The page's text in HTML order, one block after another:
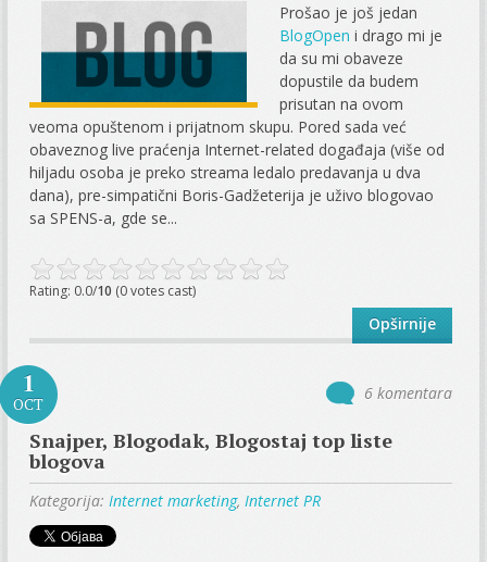
Prošao je još jedan
BlogOpen i drago mi je
da su mi obaveze
dopustile da budem
prisutan na ovom
veoma opuštenom i prijatnom skupu. Pored sada već
obaveznog live praćenja Internet-related događaja (više od
hiljadu osoba je preko streama ledalo predavanja u dva
dana), pre-simpatični Boris-Gadžeterija je uživo blogovao
sa SPENS-a, gde se...
Rating: 0.0/10 (0 votes cast)
Opširnije
1
OCT
6 komentara
Snajper, Blogodak, Blogostaj top liste
blogova
Kategorija: Internet marketing, Internet PR